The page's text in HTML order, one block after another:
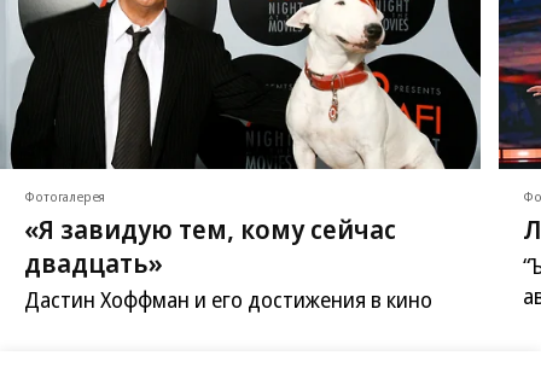
Фотогалерея
«Я завидую тем, кому сейчас
двадцать»
Дастин Хоффман и его достижения в кино